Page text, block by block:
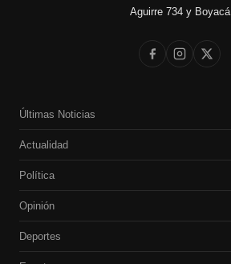
Aguirre 734 y Boyacá
Últimas Noticias
Actualidad
Política
Opinión
Deportes